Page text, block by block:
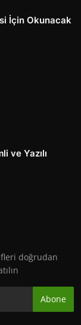
İçin Okunacak
ve Yazılı
doğrudan
Abone